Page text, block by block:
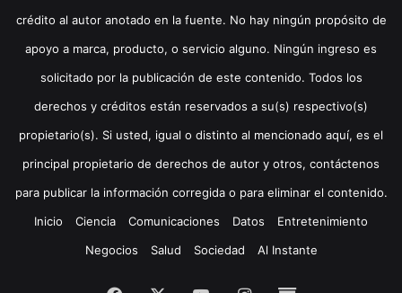
crédito al autor anotado en la fuente. No hay ningún propósito de
apoyo a marca, producto, o servicio alguno. Ningún ingreso es
solicitado por la publicación de este contenido. Todos los
derechos y créditos están reservados a su(s) respectivo(s)
propietario(s). Si usted, igual o distinto al mencionado aquí, es el
principal propietario de derechos de autor y otros, contáctenos
para publicar la información corregida o para eliminar el contenido.
Inicio
Ciencia Comunicaciones Datos
Entretenimiento
Negocios
Salud Sociedad Al Instante